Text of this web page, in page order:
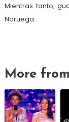
Mientras tanto,
Noruega.
More